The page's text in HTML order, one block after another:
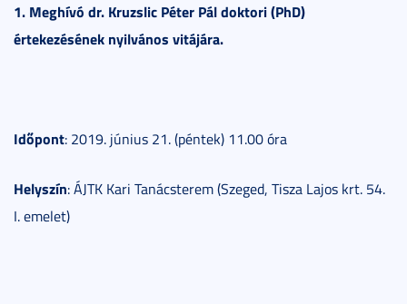
1. Meghívó dr. Kruzslic Péter Pál doktori (PhD)
értekezésének nyilvános vitájára.
Időpont: 2019. június 21. (péntek) 11.00 óra
Helyszín: ÁJTK Kari Tanácsterem (Szeged, Tisza Lajos krt. 54.
I. emelet)